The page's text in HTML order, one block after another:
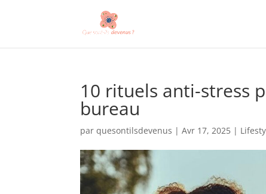
10 rituels anti-stress
bureau
parquesontilsdevenus |Avr 17, 2025 |